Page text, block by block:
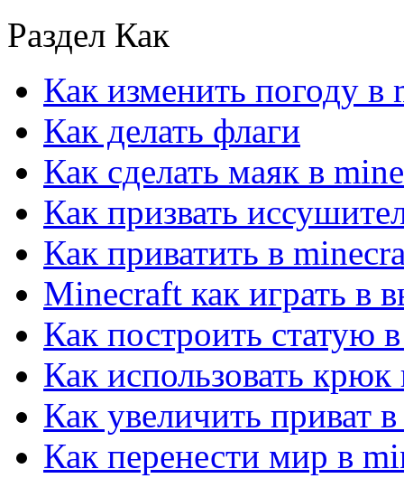
Раздел Как
Как изменить погоду в
Как делать флаги
Как сделать маяк в
Как призвать
Как приватить в
Minecraft как играть в
Как построить статую
Как использовать
Как увеличить приват
Как перенести мир в